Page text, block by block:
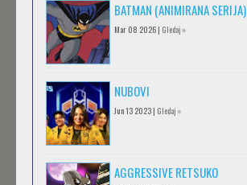
BATMAN (ANIMIRANA SERIJA)
Mar 08 2026 | Gledaj »
NUBOVI
Jun 13 2023 | Gledaj »
AGGRESSIVE RETSUKO